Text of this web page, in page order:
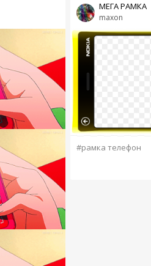
maxon
МЕГА РАМКА
#рамка телефон